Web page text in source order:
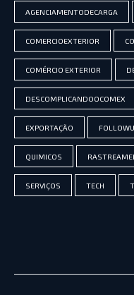
AGENCIAMENTODECARGA
COMERCIOEXTERIOR
COMÉRCIO EXTERIOR
DESCOMPLICANDOOCOMEX
EXPORTAÇÃO
QUIMICOS
SERVIÇOS TECH